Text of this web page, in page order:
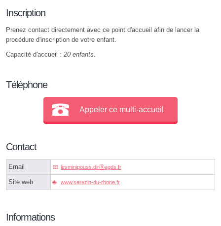
Inscription
Prenez contact directement avec ce point d'accueil afin de lancer la
procédure d'inscription de votre enfant.
Capacité d'accueil : 20 enfants.
Téléphone
Appeler ce multi-accueil
Contact
Email lesminipouss.dirⓐagds.fr
Site web www.serezin-du-rhone.fr
Informations